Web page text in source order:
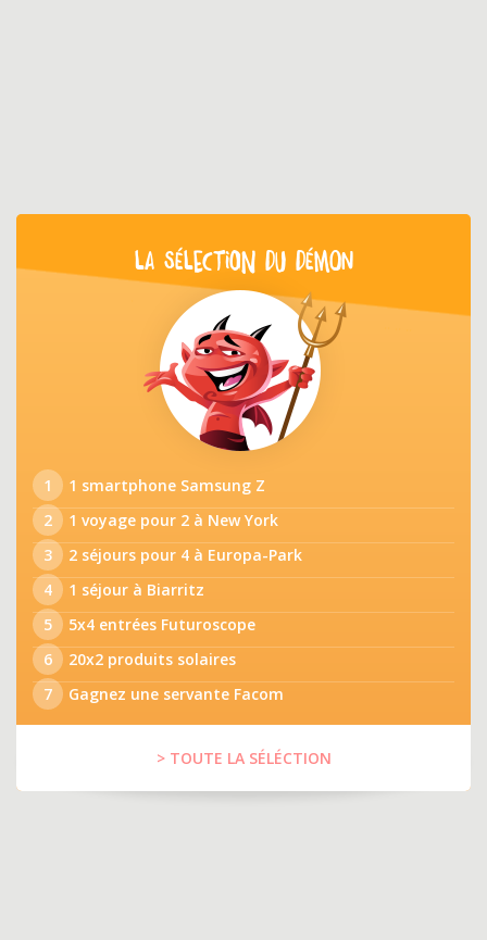
LA SÉLECTION DU DÉMON
1
1 smartphone Samsung Z
2
1 voyage pour 2 à New York
3
2 séjours pour 4 à Europa-Park
4
1 séjour à Biarritz
5
5x4 entrées Futuroscope
6
20x2 produits solaires
7
Gagnez une servante Facom
> TOUTE LA SÉLÉCTION